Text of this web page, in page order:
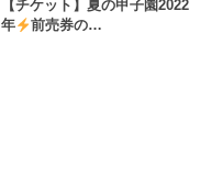
【チケット】夏の甲子園2022
年
前売券の…